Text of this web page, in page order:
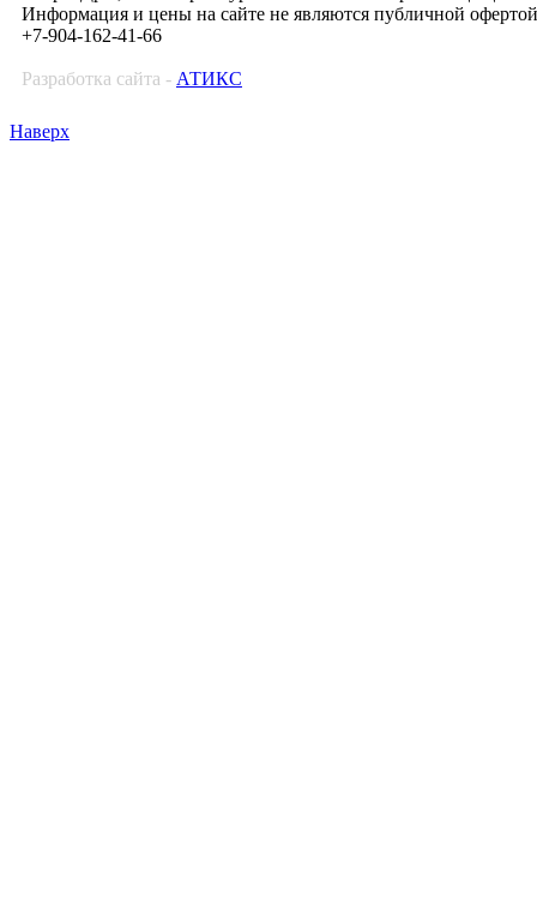
Информация и цены на сайте не являются публичной офертой
+7-904-162-41-66
Разработка сайта - АТИКС
Наверх